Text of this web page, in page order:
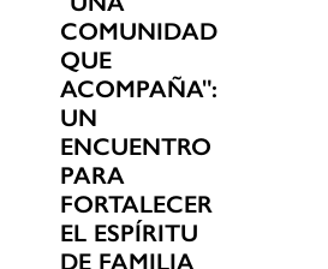
COMUNIDAD
QUE
ACOMPAÑA":
UN
ENCUENTRO
PARA
FORTALECER
EL ESPÍRITU
DE FAMILIA